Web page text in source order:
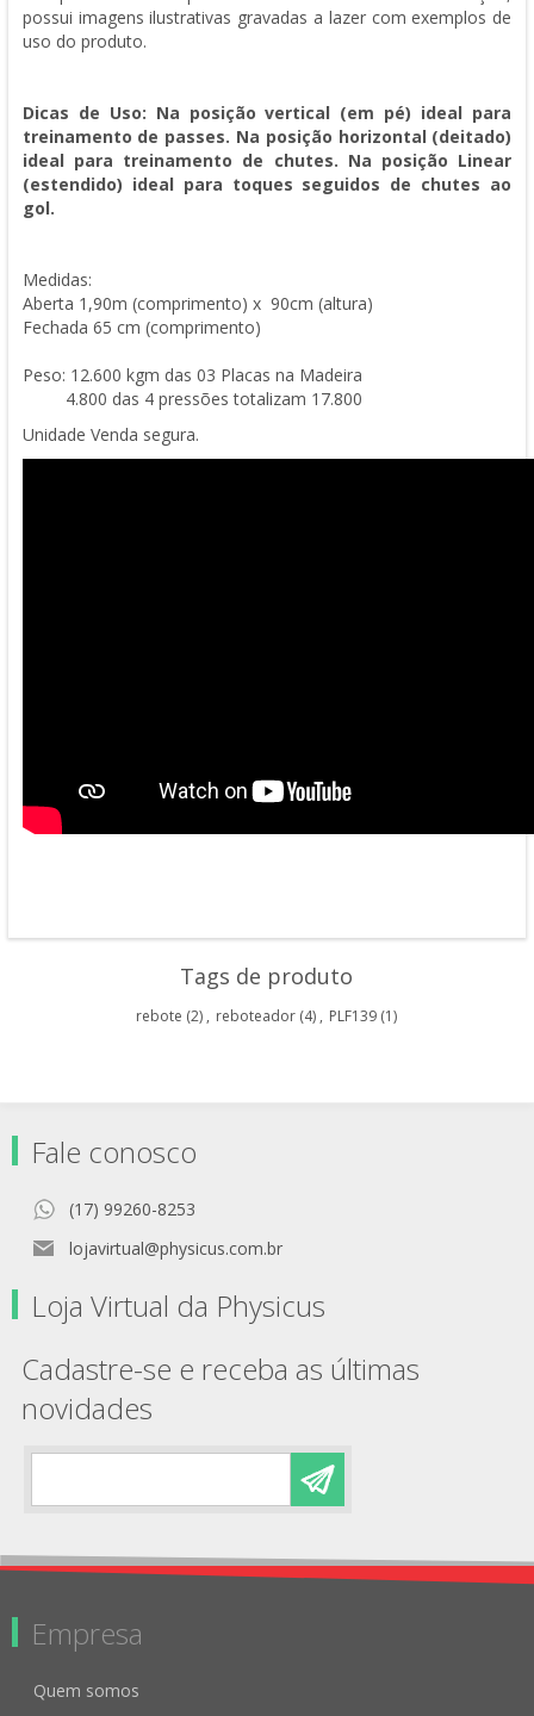
possui imagens ilustrativas gravadas a lazer com exemplos de
uso do produto.
Dicas de Uso: Na posição vertical (em pé) ideal para
treinamento de passes. Na posição horizontal (deitado)
ideal para treinamento de chutes. Na posição Linear
(estendido) ideal para toques seguidos de chutes ao
gol.
Medidas:
Aberta 1,90m (comprimento) x90cm (altura)
Fechada 65 cm (comprimento)
Peso: 12.600 kgm das 03 Placas na Madeira
4.800 das 4 pressões totalizam 17.800
Unidade Venda segura.
Tags de produto
rebote (2) , reboteador (4) , PLF139 (1)
Fale conosco
(17) 99260-8253
lojavirtual@physicus.com.br
Loja Virtual da Physicus
Cadastre-se e receba as últimas
novidades
Empresa
Quem somos